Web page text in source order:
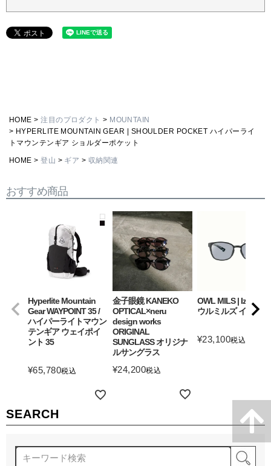
SEARCH
HOME 注目のプロダクト
MOUNTAIN
HYPERLITE MOUNTAIN GEAR | SHOULDER POCKET ハイパーライ
トマウンテンギア ショルダーポケット
HOME 登山 ギア 収納関連
おすすめ商品
Hyperlite Mountain
Gear WAYPOINT 35 /
ハイパーライトマウン
テンギア ウェイポイ
ント 35
¥65,780税込
金子眼鏡 KANEKO
OPTICAL×neru
design works
ORIGINAL
SUNGLASS オリジナ
ルサングラス
¥24,200税込
OWL MILS | Izanagi
ウルミルズ イザナギ
¥23,100税込